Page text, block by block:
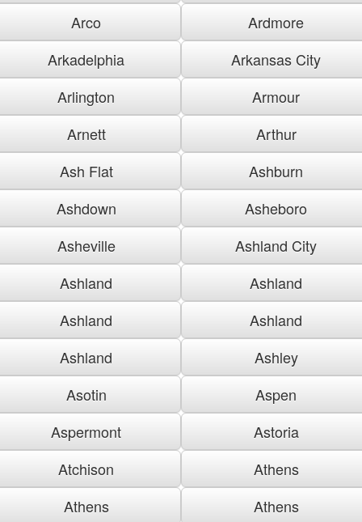
Arco
Ardmore
Arkadelphia
Arkansas City
Arlington
Armour
Arnett
Arthur
Ash Flat
Ashburn
Ashdown
Asheboro
Asheville
Ashland City
Ashland
Ashland
Ashland
Ashland
Ashland
Ashley
Asotin
Aspen
Aspermont
Astoria
Atchison
Athens
Athens
Athens